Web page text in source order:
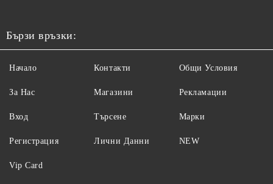
Бързи връзки:
Начало
За Нас
Вход
Регистрация
Контакти
Магазини
Търсене
Лични Данни
Общи Условия
Рекламации
Марки
NEW
Vip Card